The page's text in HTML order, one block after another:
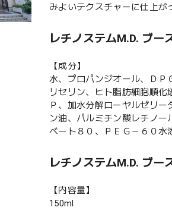
みよいテクスチャーに仕上が
レチノステムM.D. ブ
【成分】
水、プロパンジオール、ＤＰ
リセリン、ヒト脂肪細胞順
Ｐ、加水分解ローヤルゼリ
ン油、パルミチン酸レチノ
ベート８０、ＰＥＧ－６０水
レチノステムM.D. ブ
【内容量】
150ml